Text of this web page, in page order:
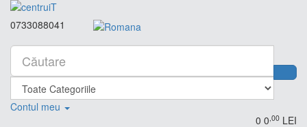
0733088041
Contul meu
0 0,00 LEI